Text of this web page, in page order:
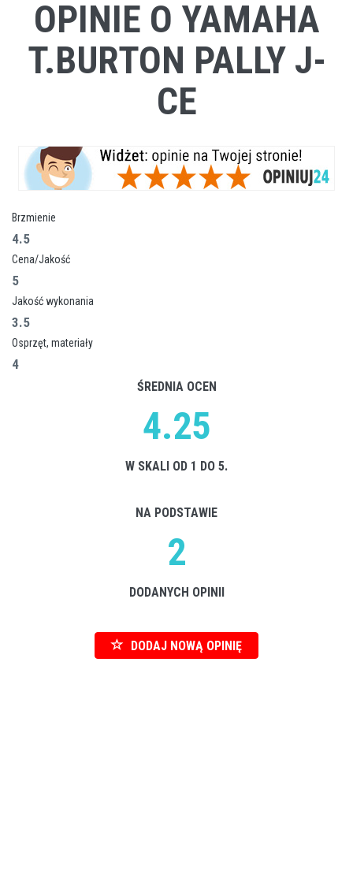
OPINIE O YAMAHA
T.BURTON PALLY J-
CE
Brzmienie
4.5
Cena/Jakość
5
Jakość wykonania
3.5
Osprzęt, materiały
4
ŚREDNIA OCEN
4.25
W SKALI OD 1 DO 5.
NA PODSTAWIE
2
DODANYCH OPINII
DODAJ NOWĄ OPINIĘ